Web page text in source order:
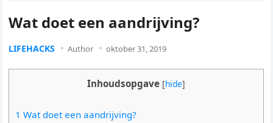
Wat doet een aandrijving?
LIFEHACKS Author oktober 31, 2019
Inhoudsopgave [hide]
1 Wat doet een aandrijving?